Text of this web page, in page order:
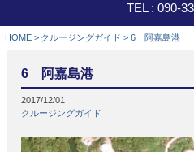
TEL : 090-
HOME > クルージングガイド > 6 阿嘉島港
6 阿嘉島港
2017/12/01
クルージングガイド